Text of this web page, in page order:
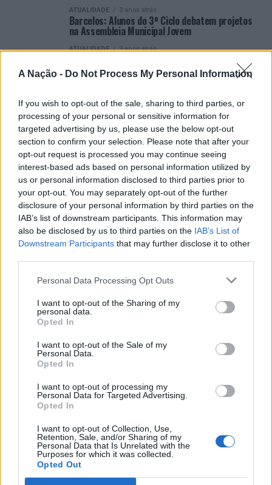
A Nação - Do Not Process My Personal Information
If you wish to opt-out of the sale, sharing to third parties, or
processing of your personal or sensitive information for
targeted advertising by us, please use the below opt-out
section to confirm your selection. Please note that after your
opt-out request is processed you may continue seeing
interest-based ads based on personal information utilized by
us or personal information disclosed to third parties prior to
your opt-out. You may separately opt-out of the further
disclosure of your personal information by third parties on the
IAB’s list of downstream participants. This information may
also be disclosed by us to third parties on the IAB’s List of
Downstream Participants that may further disclose it to other
Personal Data Processing Opt Outs
I want to opt-out of the Sharing of my
personal data.
Opted In
I want to opt-out of the Sale of my
Personal Data.
Opted In
I want to opt-out of processing my
Personal Data for Targeted Advertising.
Opted In
I want to opt-out of Collection, Use,
Retention, Sale, and/or Sharing of my
Personal Data that Is Unrelated with the
Purposes for which it was collected.
Opted Out
ATUALIDADE 3 anos atrás
Barcelos: Alunos do 3º Ciclo debatem projetos
na Assembleia Municipal Jovem
ATUALIDADE 3 anos atrás
Barcelos: Jovens deputados discutem projetos
sobre património
Barcelos apresenta “7 Prazeres da
Gastronomia”
ATUALIDADE 3 anos atrás
Barcelos mostra potencialidades na Bolsa de
Turismo de Lisboa
VER MAIS
Cultura digital pode “comprometer” a criatividade antes
de “provocar” mudanças genéticas, diz neurocientista
“Millennium Estoril Open 2026” regressou ao circuito ATP
Castelo Branco: “Bienal Internacional de Artes e Ofícios”
“motores de desenvolvimento económico e cultural” do
município português
Covilhã: Especialista aponta investimento estrangeiro e
valorização imobiliária como motores do crescimento da
Beira Interior